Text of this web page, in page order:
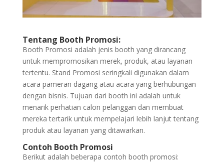
Tentang Booth Promosi:
Booth Promosi adalah jenis booth yang dirancang
untuk mempromosikan merek, produk, atau layanan
tertentu. Stand Promosi seringkali digunakan dalam
acara pameran dagang atau acara yang berhubungan
dengan bisnis. Tujuan dari booth ini adalah untuk
menarik perhatian calon pelanggan dan membuat
mereka tertarik untuk mempelajari lebih lanjut tentang
produk atau layanan yang ditawarkan.
Contoh Booth Promosi
Berikut adalah beberapa contoh booth promosi: